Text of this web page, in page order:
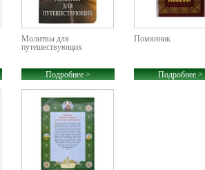
Молитвы для
путешествующих
Подробнее >
Помянник
Подробнее >